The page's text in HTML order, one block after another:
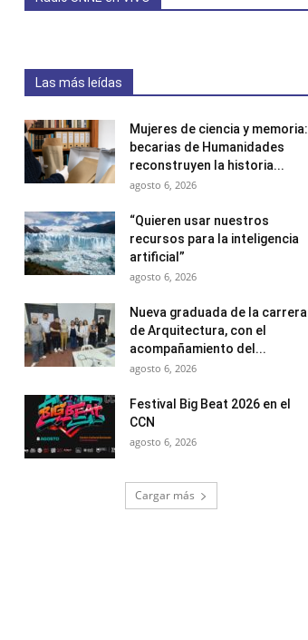
Las más leídas
Mujeres de ciencia y memoria:
becarias de Humanidades
reconstruyen la historia...
agosto 6, 2026
“Quieren usar nuestros
recursos para la inteligencia
artificial”
agosto 6, 2026
Nueva graduada de la carrera
de Arquitectura, con el
acompañamiento del...
agosto 6, 2026
Festival Big Beat 2026 en el
CCN
agosto 6, 2026
Cargar más